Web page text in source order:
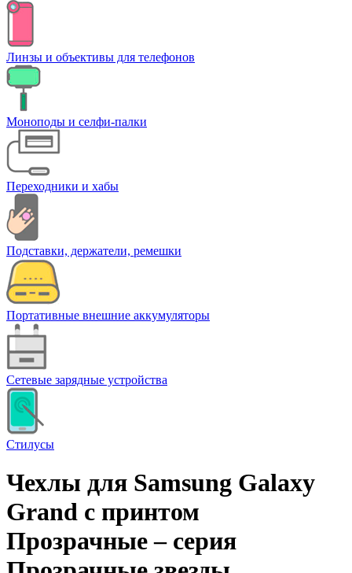
Линзы и объективы для телефонов
Моноподы и селфи-палки
Переходники и хабы
Подставки, держатели, ремешки
Портативные внешние аккумуляторы
Сетевые зарядные устройства
Стилусы
Чехлы для Samsung Galaxy
Grand с принтом
Прозрачные – cерия